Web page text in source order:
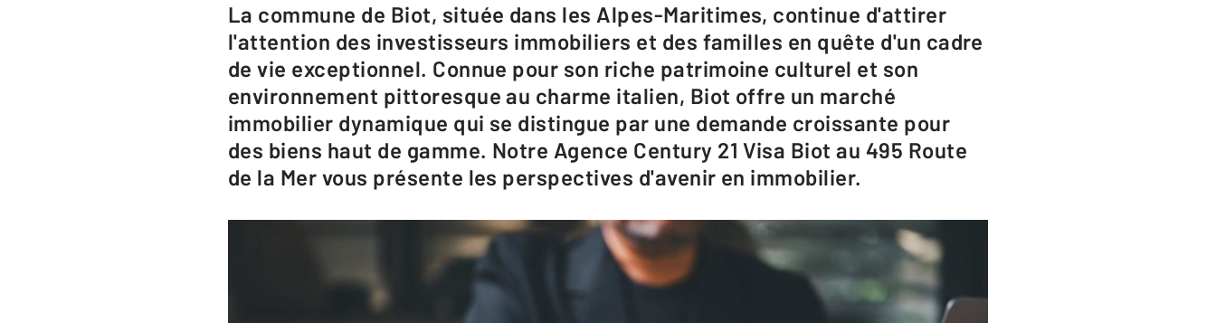
La commune de Biot, située dans les Alpes-Maritimes, continue d'attirer
l'attention des investisseurs immobiliers et des familles en quête d'un cadre
de vie exceptionnel. Connue pour son riche patrimoine culturel et son
environnement pittoresque au charme italien, Biot offre un marché
immobilier dynamique qui se distingue par une demande croissante pour
des biens haut de gamme. Notre Agence Century 21 Visa Biot au 495 Route
de la Mer vous présente les perspectives d'avenir en immobilier.